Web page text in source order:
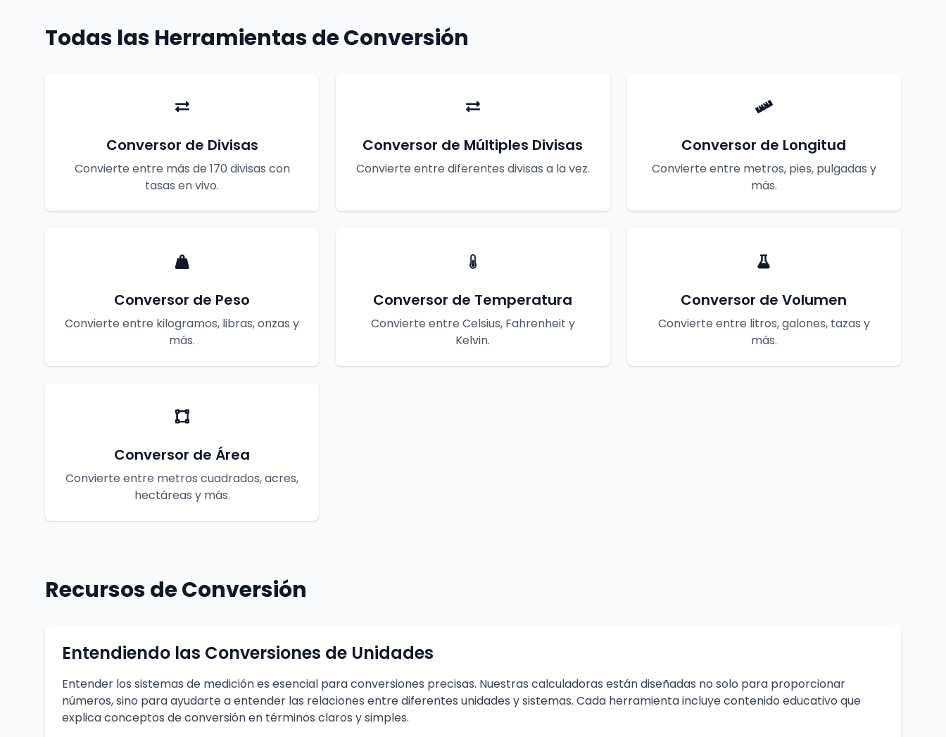
Todas las Herramientas de Conversión
Conversor de Divisas
Convierte entre más de 170 divisas con
tasas en vivo.
Conversor de Múltiples Divisas
Convierte entre diferentes divisas a la vez.
Conversor de Longitud
Convierte entre metros, pies, pulgadas y
más.
Conversor de Peso
Convierte entre kilogramos, libras, onzas y
más.
Conversor de Temperatura
Convierte entre Celsius, Fahrenheit y
Kelvin.
Conversor de Volumen
Convierte entre litros, galones, tazas y
más.
Conversor de Área
Convierte entre metros cuadrados, acres,
hectáreas y más.
Recursos de Conversión
Entendiendo las Conversiones de Unidades
Entender los sistemas de medición es esencial para conversiones precisas. Nuestras calculadoras están diseñadas no solo para proporcionar
números, sino para ayudarte a entender las relaciones entre diferentes unidades y sistemas. Cada herramienta incluye contenido educativo que
explica conceptos de conversión en términos claros y simples.